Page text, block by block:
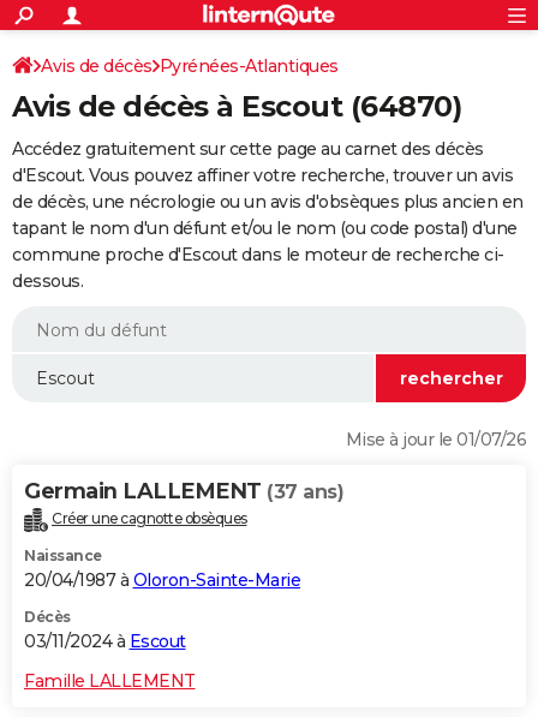
ACTUALITÉS
Politique
Société
Faits Divers
Education
Monde
Villes
+
SPORT
Coupe du monde 2026
Football
Tennis
Cyclisme
Rugby
Forum
Programme TV
TNT
Streaming
Cinéma
Sorties cinéma
Musique
+
FINANCE
Retraite
Epargne
Immobilier
Risques naturels par ville
Assurance
AUTO
Essais
Réserver un essai
Citadines
Berlines
SUV
Forum auto
+
HIGH-TECH
BRICOLAGE
WEEK-END
Alimentation
Guide de la santé
Maladies
Médicaments
Sommeil
VOYAGE
Destinations
City break
Voyage nature
Voyage de noces
Forum
Climat
+PHOTO
GUIDES D'ACHAT
S'inscrire
Connexion
Avis de décès Pyrénées-Atlantiques
Avis de décès à Escout (64870)
Accédez gratuitement sur cette page au carnet des décès
d'Escout. Vous pouvez affiner votre recherche, trouver un avis
de décès, une nécrologie ou un avis d'obsèques plus ancien en
tapant le nom d'un défunt et/ou le nom (ou code postal) d'une
commune proche d'Escout dans le moteur de recherche ci-
dessous.
Mise à jour le 01/07/26
Germain LALLEMENT (37 ans)
Créer une cagnotte obsèques
Naissance
20/04/1987 à Oloron-Sainte-Marie
Décès
03/11/2024 à Escout
Famille LALLEMENT